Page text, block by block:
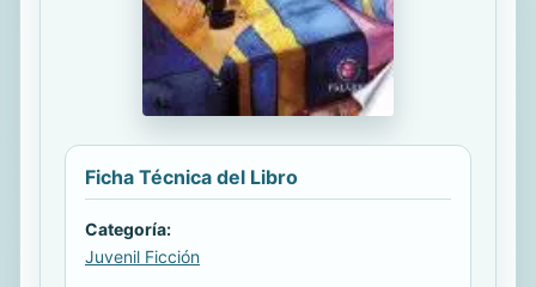
Ficha Técnica del Libro
Categoría:
Juvenil Ficción